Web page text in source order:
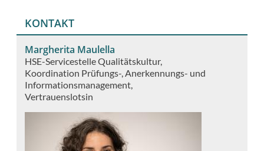
KONTAKT
Margherita Maulella
HSE-Servicestelle Qualitätskultur
Koordination Prüfungs-, Anerkennungs- und
Informationsmanagement
Vertrauenslotsin